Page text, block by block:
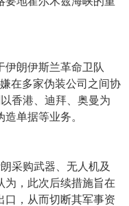
伊朗伊斯兰革命卫队
在多家伪装公司之间协
香港、迪拜、奥曼为
单据等业务。
采购武器、无人机及
为，此次后续措施旨在
，从而切断其军事资